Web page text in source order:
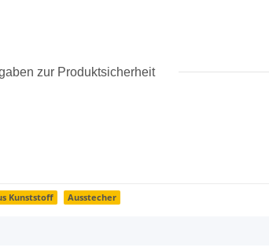
zur Produktsicherheit
Kunststoff Ausstecher